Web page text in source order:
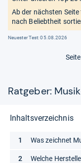
Ab der nächsten
nach Beliebtheit
Neuester Test:05.08.2026
Ratgeber:
Inhaltsverzeichnis
Was zeichnet
Welche